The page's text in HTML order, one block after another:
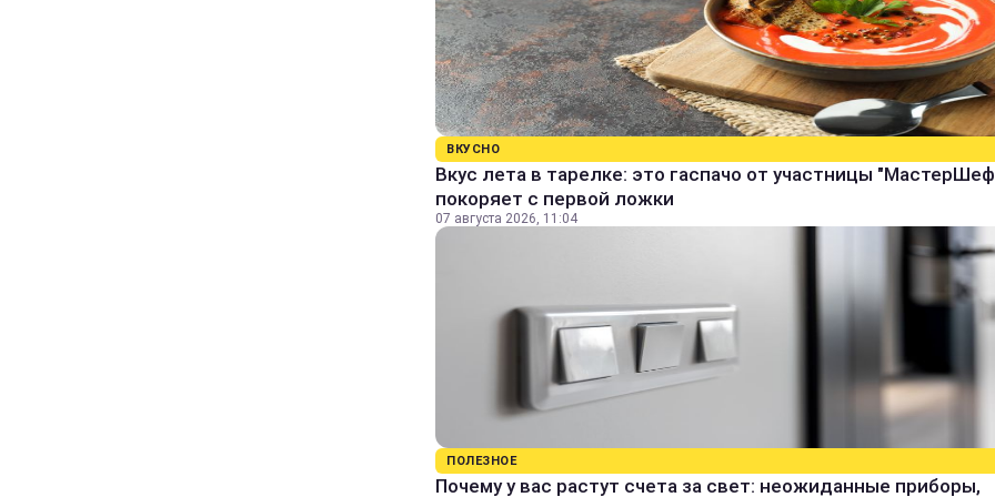
ВКУСНО
Вкус лета в тарелке: это гаспачо от участницы
покоряет с первой ложки
07 августа 2026, 11:04
ПОЛЕЗНОЕ
Почему у вас растут счета за свет: неожиданные приборы,